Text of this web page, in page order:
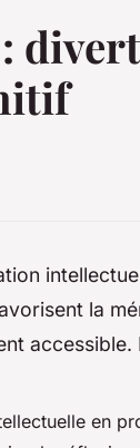
la
accessible.
en